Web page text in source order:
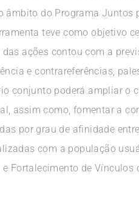
do Programa Juntos
teve como objetivo
ações contou com a
e contrareferências,
conjunto poderá ampliar o
assim como, fomentar a
por grau de afinidade
com a população
Fortalecimento de Vínculos